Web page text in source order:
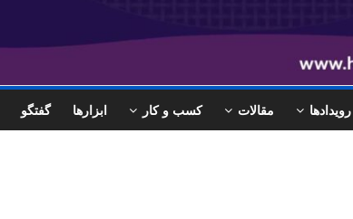
رویدادها مقالات کسب و کار ابزارها گفتگو